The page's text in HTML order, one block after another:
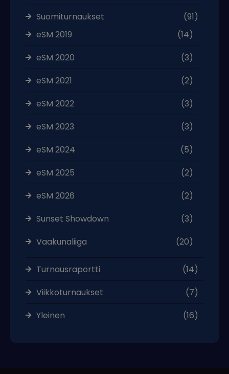
Suomiturnaukset
(91)
eSM 2019
(14)
eSM 2020
(3)
eSM 2021
(2)
eSM 2022
(3)
eSM 2023
(3)
eSM 2024
(5)
eSM 2025
(2)
eSM 2026
(2)
Sunset Showdown
(3)
Vaakunaliiga
(20)
Turnausraportti
(14)
Viikkoturnaukset
(7)
Yleinen
(16)